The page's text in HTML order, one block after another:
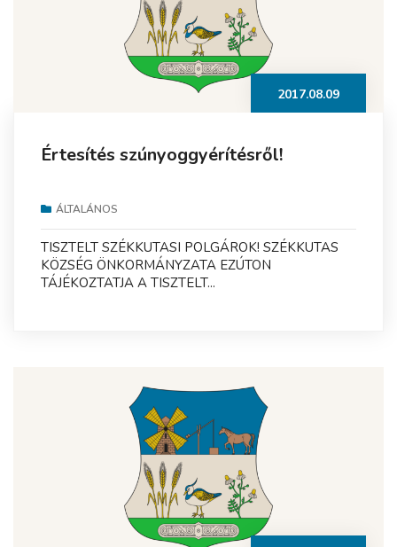
2017.08.09
Értesítés szúnyoggyérítésről!
ÁLTALÁNOS
TISZTELT SZÉKKUTASI POLGÁROK! SZÉKKUTAS
KÖZSÉG ÖNKORMÁNYZATA EZÚTON
TÁJÉKOZTATJA A TISZTELT...